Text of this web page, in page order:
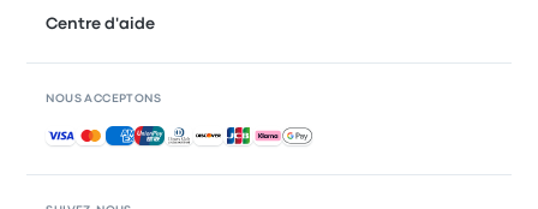
Centre d'aide
NOUS ACCEPTONS
Paiements acceptés